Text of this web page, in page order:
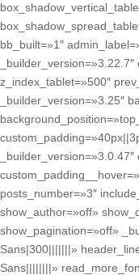
bb_built=»1″
z_index_tablet=»500″
_builder_version=»3.25″
posts_number=»3″
show_author=»off»
show_pagination=»off»
Sans|300|||||||»
Sans||||||||»